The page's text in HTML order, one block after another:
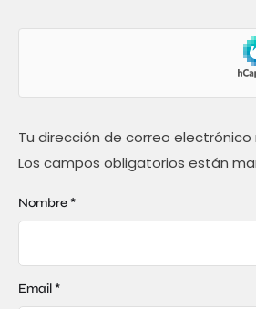
Tu dirección de correo electrónico
Los campos obligatorios están
Nombre *
Email *